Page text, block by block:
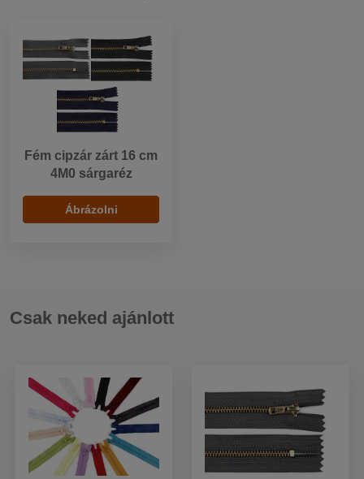
Fém cipzár zárt 16 cm
4M0 sárgaréz
Ábrázolni
Csak neked ajánlott